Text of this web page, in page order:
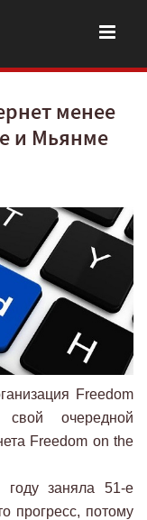
менее
и Мьянме
Freedom
очередной
Freedom on the
году заняла 51-е
прогресс, потому